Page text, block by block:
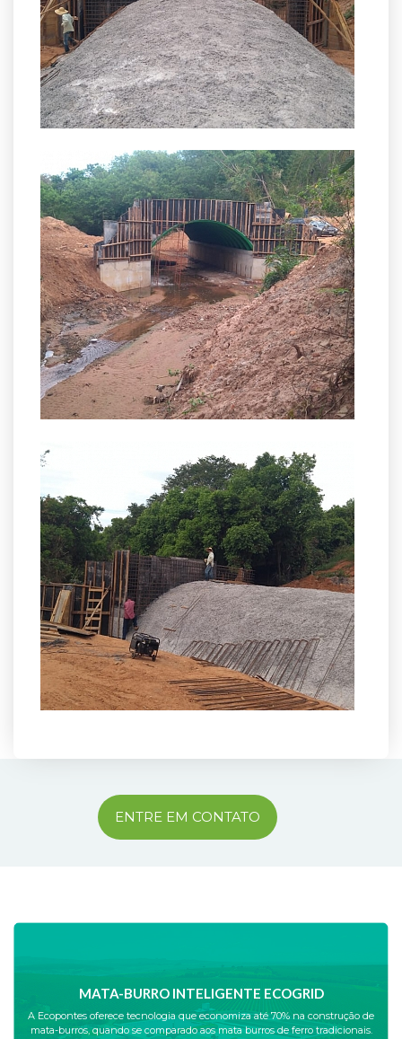
ENTRE EM CONTATO
MATA-BURRO INTELIGENTE ECOGRID
A Ecopontes oferece tecnologia que economiza até 70% na construção de
mata-burros, quando se comparado aos mata burros de ferro tradicionais.